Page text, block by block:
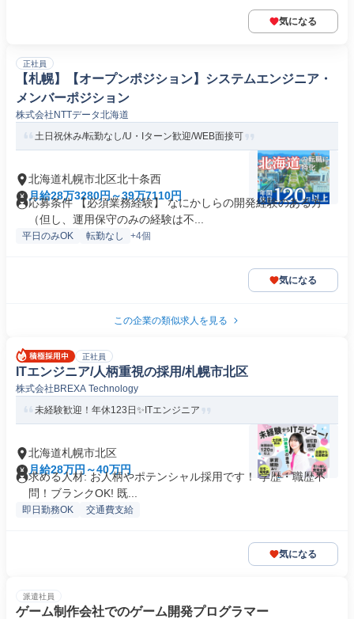
気になる
正社員
【札幌】【オープンポジション】システムエンジニア・
メンバーポジション
株式会社NTTデータ北海道
土日祝休み/転勤なし/U・Iターン歓迎/WEB面接可
北海道札幌市北区北十条西
月給28万3280円～39万7110円
応募条件 【必須業務経験】 なにかしらの開発経験のある方
（但し、運用保守のみの経験は不...
平日のみOK 転勤なし +4個
気になる
この企業の類似求人を見る
正社員
ITエンジニア/人柄重視の採用/札幌市北区
株式会社BREXA Technology
未経験歓迎！年休123日✨ITエンジニア
北海道札幌市北区
月給28万円～40万円
求める人材: お人柄やポテンシャル採用です！ 学歴・職歴不
問！ブランクOK! 既...
即日勤務OK 交通費支給
気になる
派遣社員
ゲーム制作会社でのゲーム開発プログラマー